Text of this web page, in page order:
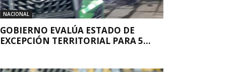
NACIONAL
GOBIERNO EVALÚA ESTADO DE
EXCEPCIÓN TERRITORIAL PARA 5...